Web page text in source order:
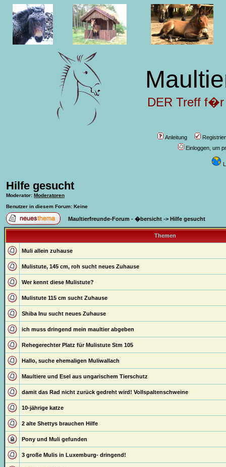
DER Treff f�r
Anleitung
Einloggen, um
Hilfe gesucht
Moderator: Moderatoren
Benutzer in diesem Forum: Keine
Maultierfreunde-Forum - �bersicht -> Hilfe gesucht
Themen
Muli allein zuhause
Mulistute, 145 cm, roh sucht neues Zuhause
Wer kennt diese Mulistute?
Mulistute 115 cm sucht Zuhause
Shiba Inu sucht neues Zuhause
ich muss dringend mein maultier abgeben
Rehegerechter Platz für Mulistute Stm 105
Hallo, suche ehemaligen Muliwallach
Maultiere und Esel aus ungarischem Tierschutz
damit das Rad nicht zurück gedreht wird! Vollspaltenschweine
10-jährige katze
2 alte Shettys brauchen Hilfe
Pony und Muli gefunden
3 große Mulis in Luxemburg- dringend!